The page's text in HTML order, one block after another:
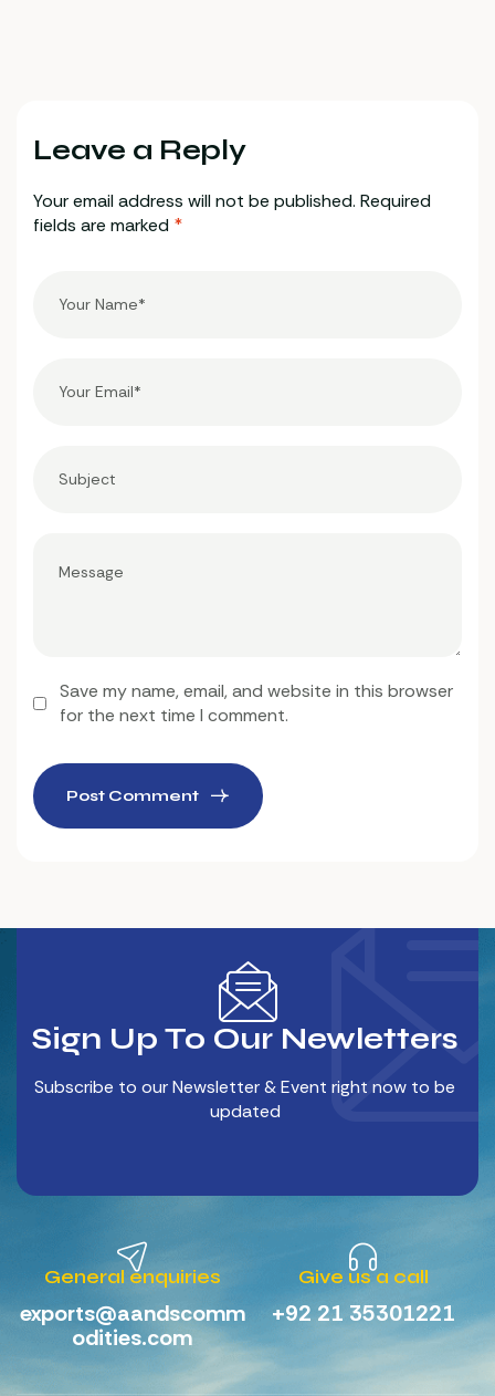
Leave a Reply
Your email address will not be published. Required
fields are marked *
Save my name, email, and website in this browser
for the next time I comment.
Post Comment
Sign Up To Our Newletters
Subscribe to our Newsletter & Event right now to be
updated
General enquiries
exports@aandscomm
odities.com
Give us a call
+92 21 35301221